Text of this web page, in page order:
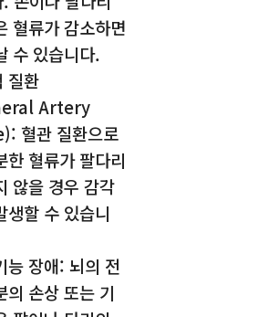
혈류가 감소하면
수 있습니다.
질환
Artery
혈관 질환으로
한 혈류가 팔다리
않을 경우 감각
생할 수 있습니
능 장애: 뇌의 전
의 손상 또는 기